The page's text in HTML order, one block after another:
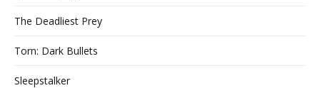
The Deadliest Prey
Torn: Dark Bullets
Sleepstalker